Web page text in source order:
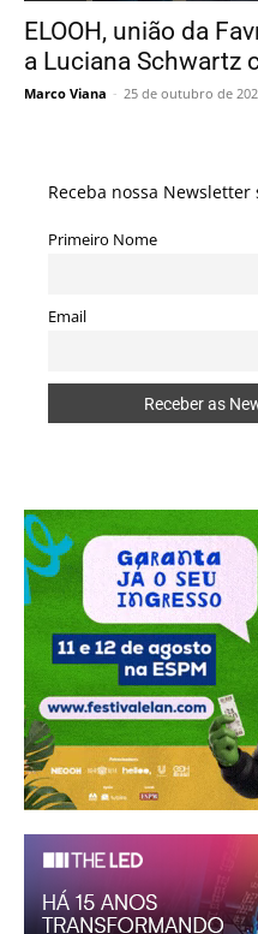
ELOOH, união da
a Luciana Schwartz
Marco Viana - 25 de outubro de
Receba nossa
Primeiro Nome
Email